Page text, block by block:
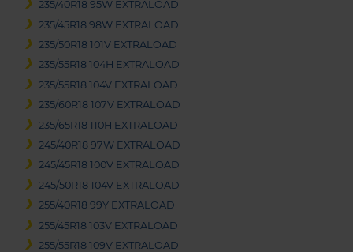
235/40R18 95W EXTRALOAD
235/45R18 98W EXTRALOAD
235/50R18 101V EXTRALOAD
235/55R18 104H EXTRALOAD
235/55R18 104V EXTRALOAD
235/60R18 107V EXTRALOAD
235/65R18 110H EXTRALOAD
245/40R18 97W EXTRALOAD
245/45R18 100V EXTRALOAD
245/50R18 104V EXTRALOAD
255/40R18 99Y EXTRALOAD
255/45R18 103V EXTRALOAD
255/55R18 109V EXTRALOAD